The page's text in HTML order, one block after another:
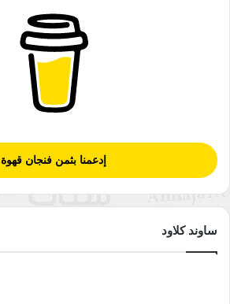
إدعمنا بثمن فنجان قهوة
ساوند كلاود